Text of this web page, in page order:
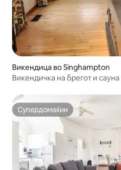
Викендица во Singhampton
Викендичка на брегот и
Супердомаќин
Супердомаќин